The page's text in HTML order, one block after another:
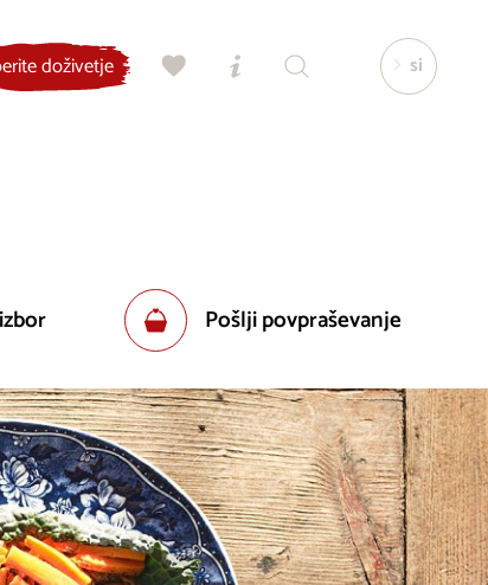
doživetje si
Pošlji povpraševanje